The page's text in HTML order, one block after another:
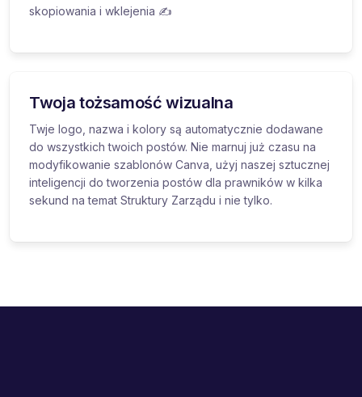
skopiowania i wklejenia ✍️
Twoja tożsamość wizualna
Twje logo, nazwa i kolory są automatycznie dodawane
do wszystkich twoich postów. Nie marnuj już czasu na
modyfikowanie szablonów Canva, użyj naszej sztucznej
inteligencji do tworzenia postów dla prawników w kilka
sekund na temat Struktury Zarządu i nie tylko.